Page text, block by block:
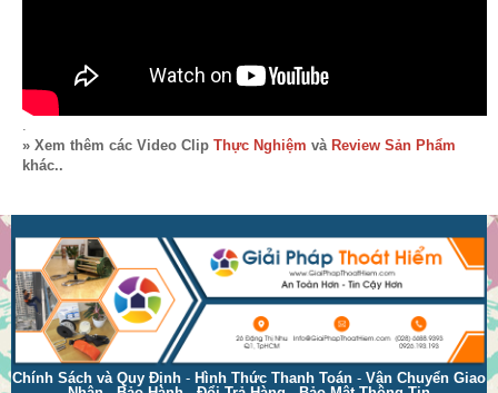
» Xem thêm các Video Clip Thực Nghiệm và Review Sản Phẩm
khác..
Chính Sách và Quy Định - Hình Thức Thanh Toán - Vận Chuyển Giao